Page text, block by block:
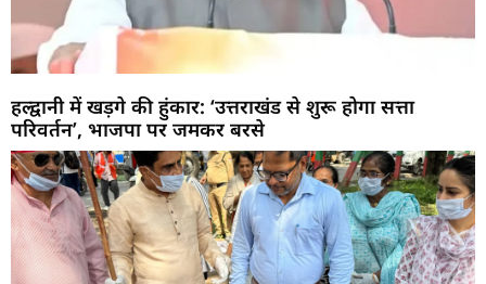
हल्द्वानी में खड़गे की हुंकार: ‘उत्तराखंड से शुरू होगा सत्ता
परिवर्तन’, भाजपा पर जमकर बरसे